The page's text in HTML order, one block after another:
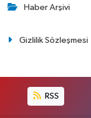
Haber Arşivi
Gizlilik Sözleşmesi
RSS